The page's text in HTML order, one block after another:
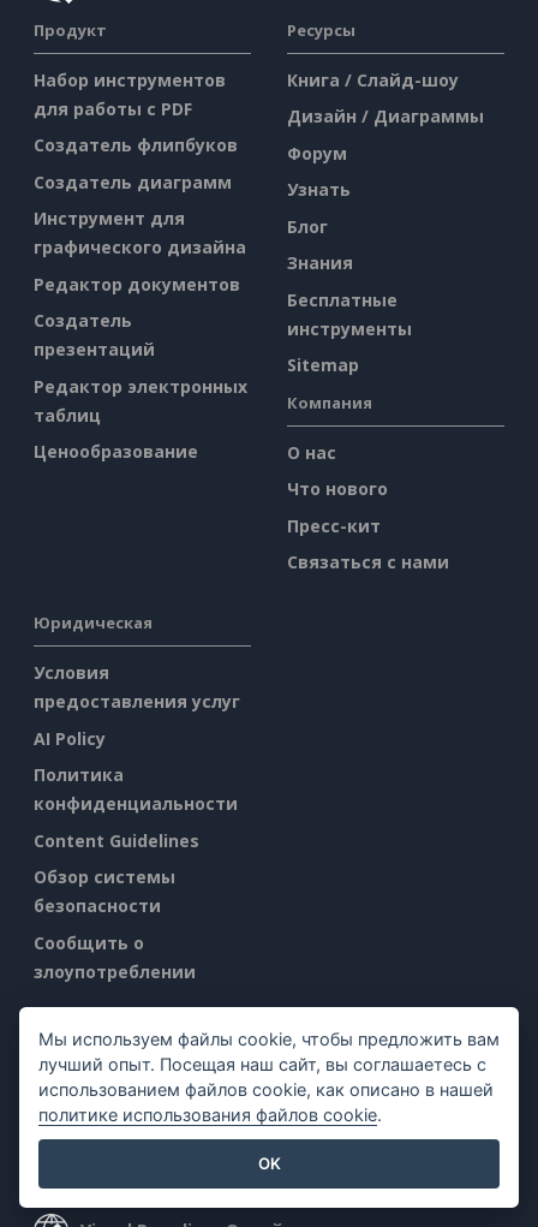
Продукт
Набор инструментов
для работы с PDF
Создатель флипбуков
Создатель диаграмм
Инструмент для
графического дизайна
Редактор документов
Создатель
презентаций
Редактор электронных
таблиц
Ценообразование
Ресурсы
Книга / Слайд-шоу
Дизайн / Диаграммы
Форум
Узнать
Блог
Знания
Бесплатные
инструменты
Sitemap
Компания
О нас
Что нового
Пресс-кит
Связаться с нами
Юридическая
Условия
предоставления услуг
AI Policy
Политика
конфиденциальности
Content Guidelines
Обзор системы
безопасности
Сообщить о
злоупотреблении
Найти нас на
Мы используем файлы cookie, чтобы предложить вам
лучший опыт. Посещая наш сайт, вы соглашаетесь с
использованием файлов cookie, как описано в нашей
политике использования файлов cookie.
OK